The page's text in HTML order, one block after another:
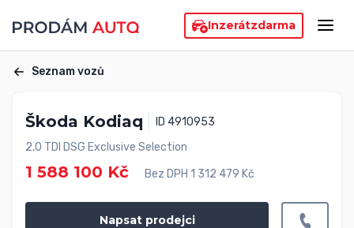
Inzerátzdarma
Seznam vozů
Škoda Kodiaq
ID 4910953
2,0 TDI DSG Exclusive Selection
1 588 100 Kč Bez DPH 1 312 479 Kč
Napsat prodejci